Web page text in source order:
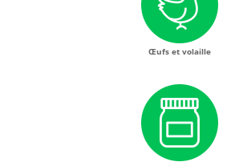
Œufs et volaille